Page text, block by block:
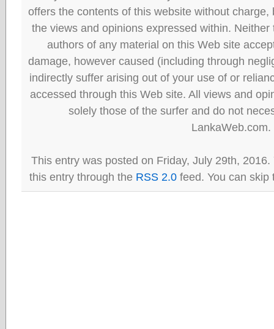
offers the contents of this website without
the views and opinions expressed within.
authors of any material on this Web site
damage, however caused (including through
indirectly suffer arising out of your use of or
accessed through this Web site. All views and
solely those of the surfer and do not
LankaWeb.com.
This entry was posted on Friday, July 29th,
this entry through the RSS 2.0 feed. You can